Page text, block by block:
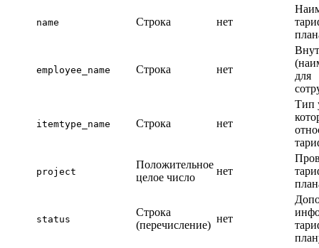
name Строка нет
employee_name Строка нет
для
itemtype_name Строка нет
Тип
project
Положительное
целое число
нет
status
Строка
(перечисление)
нет